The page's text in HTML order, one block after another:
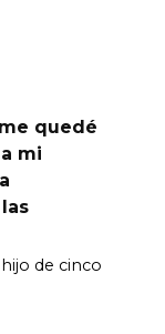
quedé
mi
de cinco